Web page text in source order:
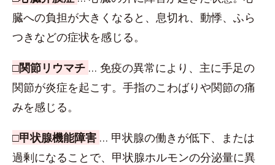
臓への負担が大きくなると、息切れ、動悸、ふら
つきなどの症状を感じる。
□関節リウマチ … 免疫の異常により、主に手足の
関節が炎症を起こす。手指のこわばりや関節の痛
みを感じる。
□甲状腺機能障害 … 甲状腺の働きが低下、または
過剰になることで、甲状腺ホルモンの分泌量に異